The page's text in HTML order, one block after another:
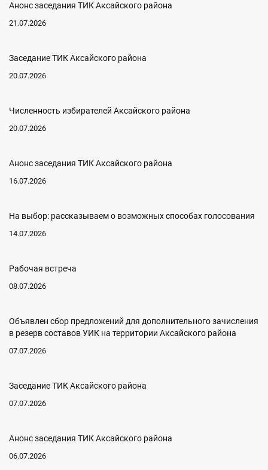
Анонс заседания ТИК Аксайского района
21.07.2026
Заседание ТИК Аксайского района
20.07.2026
Численность избирателей Аксайского района
20.07.2026
Анонс заседания ТИК Аксайского района
16.07.2026
На выбор: рассказываем о возможных способах голосования
14.07.2026
Рабочая встреча
08.07.2026
Объявлен сбор предложений для дополнительного зачисления
в резерв составов УИК на территории Аксайского района
07.07.2026
Заседание ТИК Аксайского района
07.07.2026
Анонс заседания ТИК Аксайского района
06.07.2026